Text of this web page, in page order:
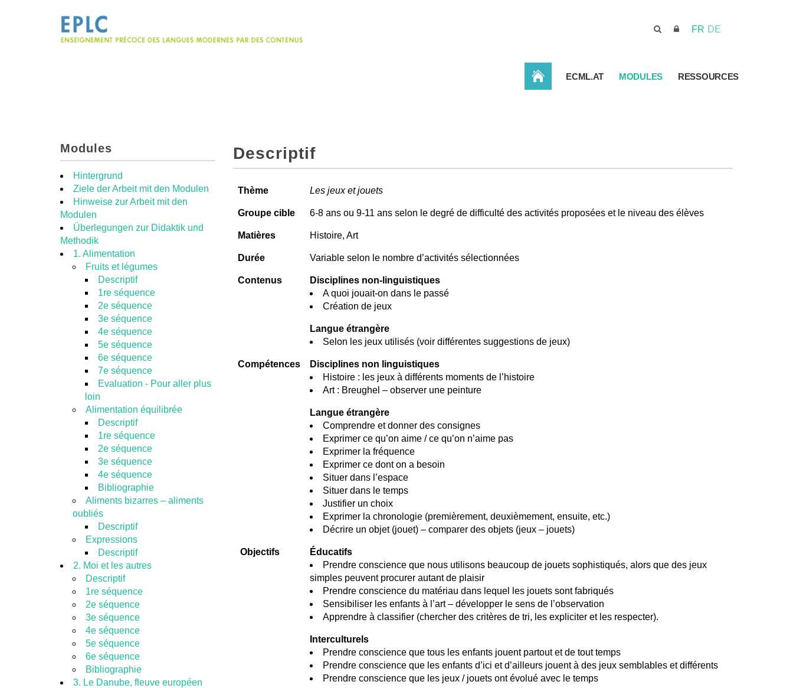
FR DE
ACCUEIL ECML.AT MODULES RESSOURCES
Modules
Hintergrund
Ziele der Arbeit mit den Modulen
Hinweise zur Arbeit mit den
Modulen
Überlegungen zur Didaktik und
Methodik
1. Alimentation
Fruits et légumes
Descriptif
1re séquence
2e séquence
3e séquence
4e séquence
5e séquence
6e séquence
7e séquence
Evaluation - Pour aller plus
loin
Alimentation équilibrée
Descriptif
1re séquence
2e séquence
3e séquence
4e séquence
Bibliographie
Aliments bizarres – aliments
oubliés
Descriptif
Expressions
Descriptif
2. Moi et les autres
Descriptif
1re séquence
2e séquence
3e séquence
4e séquence
5e séquence
6e séquence
Bibliographie
3. Le Danube, fleuve européen
Descriptif
Thème Les jeux et jouets
Groupe cible 6-8 ans ou 9-11 ans selon le degré de difficulté des activités proposées et le niveau des élèves
Matières Histoire, Art
Durée Variable selon le nombre d’activités sélectionnées
Contenus
Disciplines non-linguistiques
A quoi jouait-on dans le passé
Création de jeux
Langue étrangère
Selon les jeux utilisés (voir différentes suggestions de jeux)
Compétences
Disciplines non linguistiques
Histoire : les jeux à différents moments de l’histoire
Art : Breughel – observer une peinture
Langue étrangère
Comprendre et donner des consignes
Exprimer ce qu’on aime / ce qu’on n’aime pas
Exprimer la fréquence
Exprimer ce dont on a besoin
Situer dans l’espace
Situer dans le temps
Justifier un choix
Exprimer la chronologie (premièrement, deuxièmement, ensuite, etc.)
Décrire un objet (jouet) – comparer des objets (jeux – jouets)
Objectifs
Éducatifs
Prendre conscience que nous utilisons beaucoup de jouets sophistiqués, alors que des jeux
simples peuvent procurer autant de plaisir
Prendre conscience du matériau dans lequel les jouets sont fabriqués
Sensibiliser les enfants à l’art – développer le sens de l’observation
Apprendre à classifier (chercher des critères de tri, les expliciter et les respecter).
Interculturels
Prendre conscience que tous les enfants jouent partout et de tout temps
Prendre conscience que les enfants d’ici et d’ailleurs jouent à des jeux semblables et différents
Prendre conscience que les jeux / jouets ont évolué avec le temps